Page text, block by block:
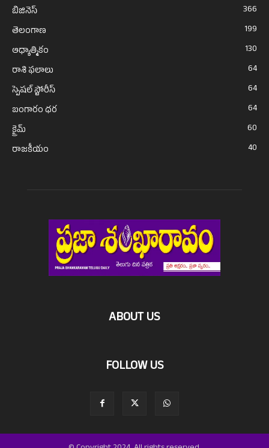
బిజినెస్
366
తెలంగాణ
199
ఆధ్యాత్మికం
130
రాశి ఫలాలు
64
స్పెషల్ స్టోరీస్
64
బంగారం ధర
64
క్రైమ్
60
రాజకీయం
40
ABOUT US
FOLLOW US